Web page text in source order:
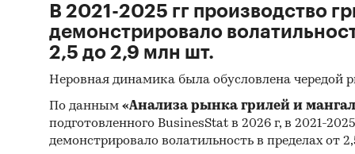
Отчет
В 2021-2025 гг производство
демонстрировало
2,5 до 2,9 млн шт.
Неровная динамика была обусловлена чередой
По данным «Анализа рынка грилей и
подготовленного BusinesStat в 2026 г, в 2021-
демонстрировало волатильность в пределах от